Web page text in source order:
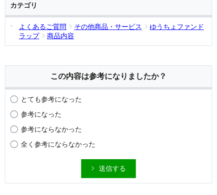
カテゴリ
よくあるご質問 その他商品・サービス
ゆうちょファンド
ラップ
商品内容
この内容は参考になりましたか？
とても参考になった
参考になった
参考にならなかった
全く参考にならなかった
送信する